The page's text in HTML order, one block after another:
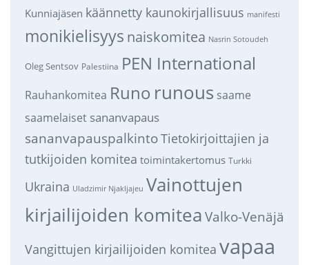
Kunniajäsen käännetty kaunokirjallisuus manifesti
monikielisyys naiskomitea Nasrin Sotoudeh
Oleg Sentsov Palestiina PEN International
Rauhankomitea Runo runous saame
saamelaiset sananvapaus
sananvapauspalkintoTietokirjoittajien ja
tutkijoiden komitea toimintakertomus Turkki
Ukraina Uladzimir Njakljajeu Vainottujen
kirjailijoiden komitea Valko-Venäjä
Vangittujen kirjailijoiden komitea vapaa